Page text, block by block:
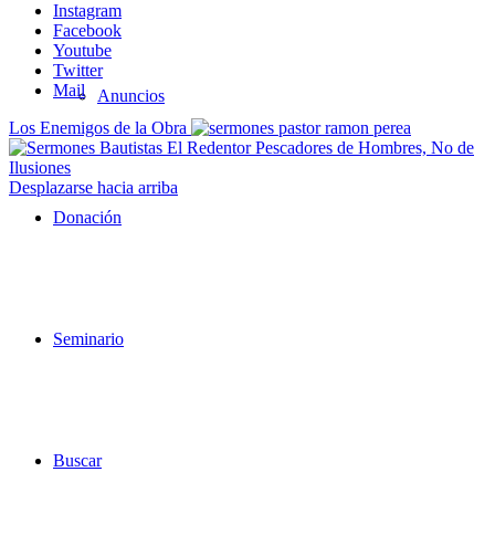
Anuncios
Donación
Seminario
Buscar
Instagram
Facebook
Youtube
Twitter
Mail
Los Enemigos de la Obra
Pescadores de Hombres, No de
Ilusiones
Desplazarse hacia arriba